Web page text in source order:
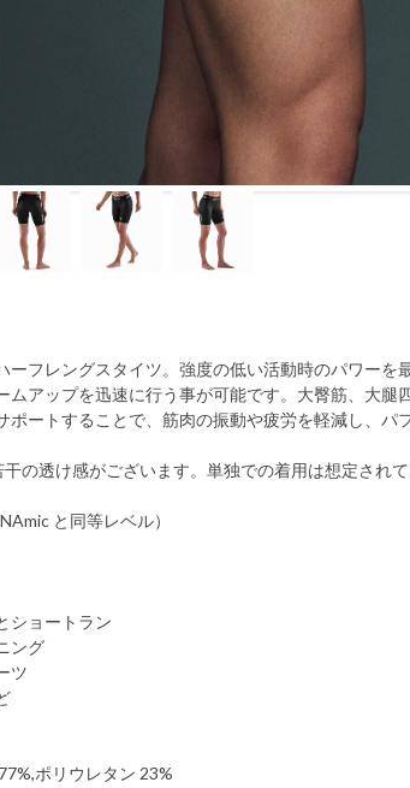
ーフレングスタイツ。強度の低い活動時のパワーを
ムアップを迅速に行う事が可能です。大臀筋、大腿
ポートすることで、筋肉の振動や疲労を軽減し、パ
の透け感がございます。単独での着用は想定され
と同等レベル）
ショートラン
ング
ツ
ポリウレタン 23%